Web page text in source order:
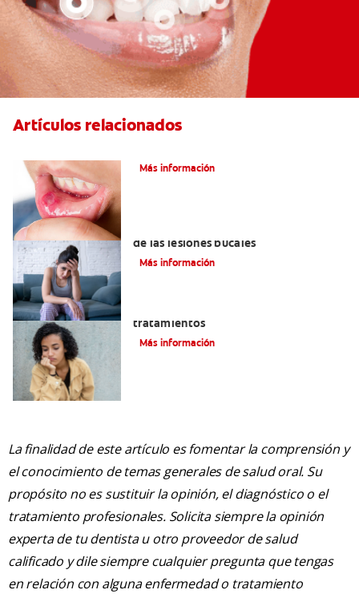
Artículos relacionados
Más información
de las lesiones bucales
Más información
tratamientos
Más información
La finalidad de este artículo es fomentar la comprensión y
el conocimiento de temas generales de salud oral. Su
propósito no es sustituir la opinión, el diagnóstico o el
tratamiento profesionales. Solicita siempre la opinión
experta de tu dentista u otro proveedor de salud
calificado y dile siempre cualquier pregunta que tengas
en relación con alguna enfermedad o tratamiento